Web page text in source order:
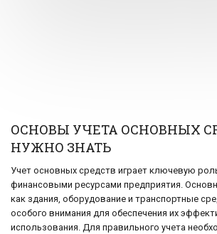
ОСНОВЫ УЧЕТА ОСНОВНЫХ
НУЖНО ЗНАТЬ
Учет основных средств играет ключевую
финансовыми ресурсами предприятия.
как здания, оборудование и транспортные
особого внимания для обеспечения их
использования. Для правильного учета